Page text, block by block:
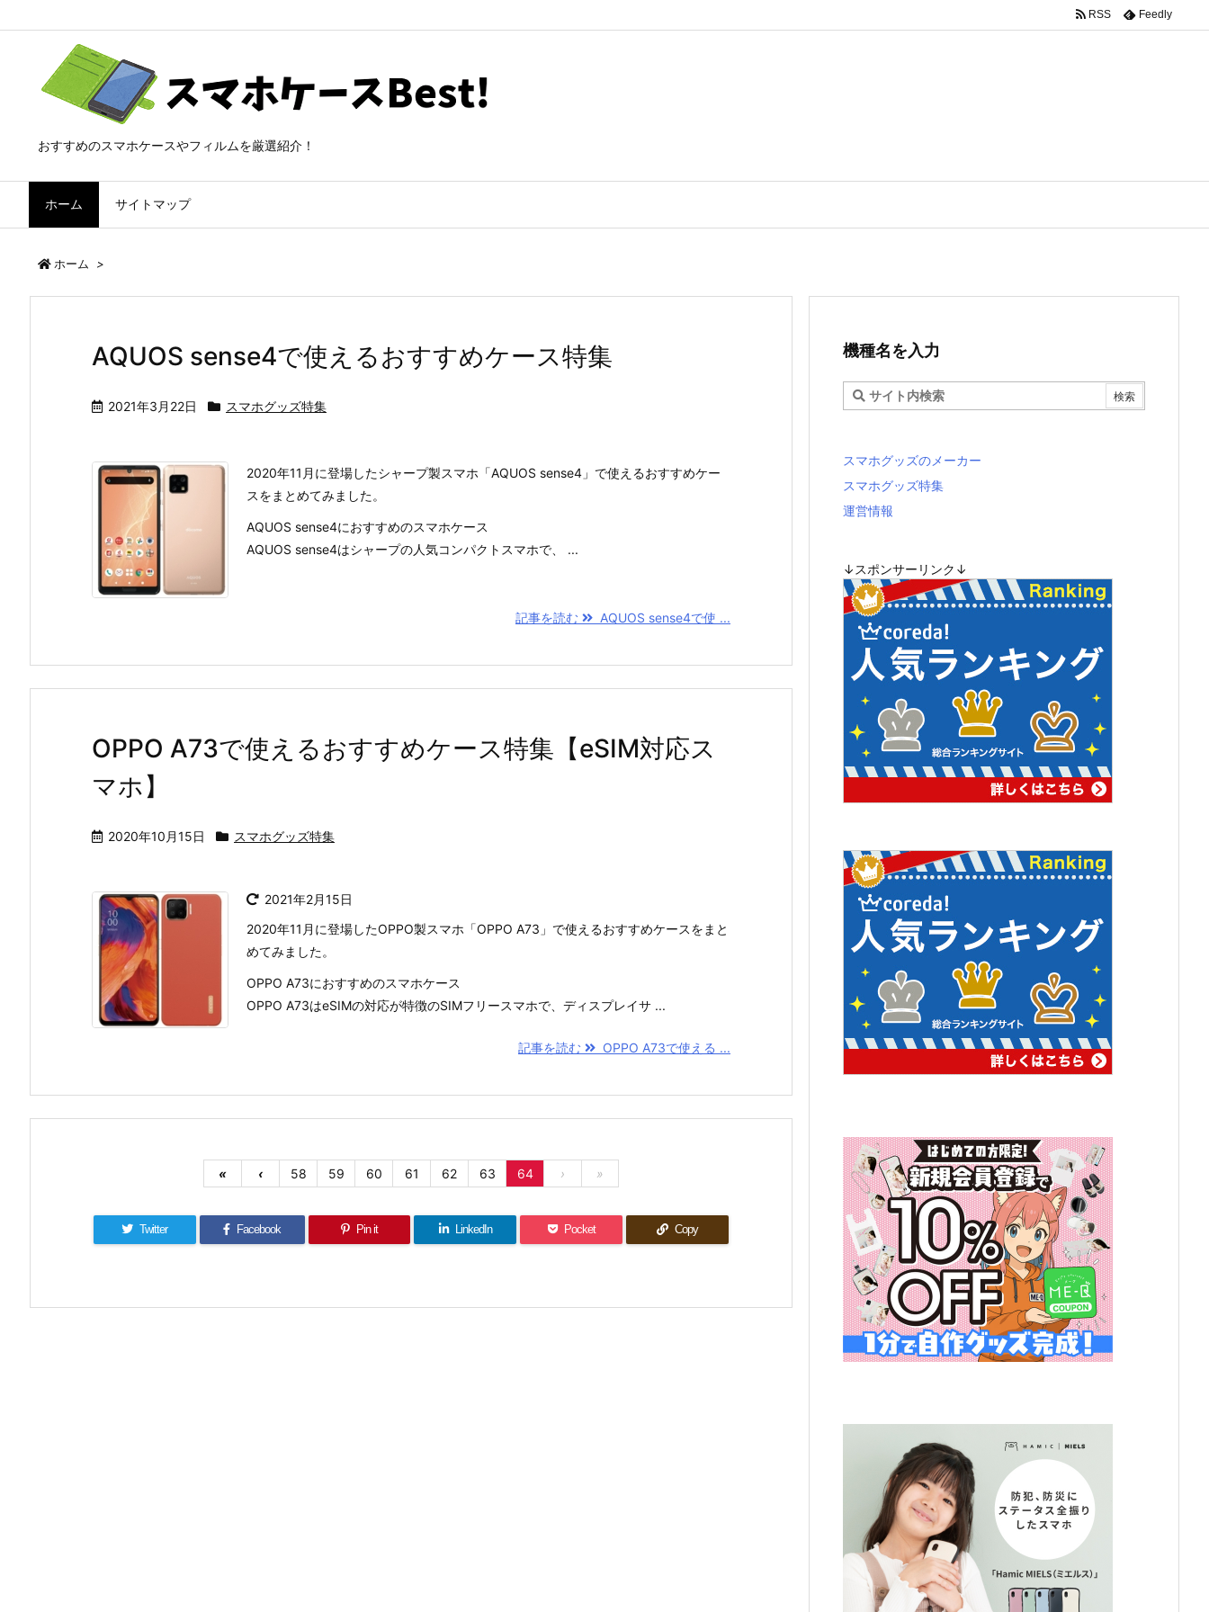
おすすめのスマホケースやフィルムを厳選紹介！
ホーム サイトマップ
RSS Feedly
ホーム >
AQUOS sense4で使えるおすすめケース特集
2021年3月22日 スマホグッズ特集
2020年11月に登場したシャープ製スマホ「AQUOS sense4」で使えるおすすめケー
スをまとめてみました。
AQUOS sense4におすすめのスマホケース
AQUOS sense4はシャープの人気コンパクトスマホで、 ...
記事を読む AQUOS sense4で使 ...
OPPO A73で使えるおすすめケース特集【eSIM対応ス
マホ】
2020年10月15日 スマホグッズ特集
2021年2月15日
2020年11月に登場したOPPO製スマホ「OPPO A73」で使えるおすすめケースをまと
めてみました。
OPPO A73におすすめのスマホケース
OPPO A73はeSIMの対応が特徴のSIMフリースマホで、ディスプレイサ ...
記事を読む OPPO A73で使える ...
« ‹ 58 59 60 61 62 63 64 › »
Twitter Facebook Pin it LinkedIn Pocket Copy
機種名を入力
スマホグッズのメーカー
スマホグッズ特集
運営情報
↓スポンサーリンク↓